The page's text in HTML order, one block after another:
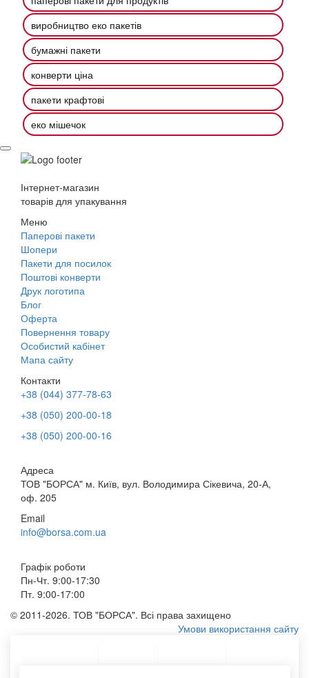
виробництво еко пакетів
бумажні пакети
конверти ціна
пакети крафтові
еко мішечок
Інтернет-магазин
товарів для упакування
Меню
Паперові пакети
Шопери
Пакети для посилок
Поштові конверти
Друк логотипа
Блог
Оферта
Повернення товару
Особистий кабінет
Мапа сайту
Контакти
+38 (044) 377-78-63
+38 (050) 200-00-18
+38 (050) 200-00-16
Адреса
ТОВ "БОРСА" м. Київ, вул. Володимира Сікевича, 20-А,
оф. 205
Email
info@borsa.com.ua
Графік роботи
Пн-Чт. 9:00-17:30
Пт. 9:00-17:00
© 2011-2026. ТОВ "БОРСА". Всі права захищено
Умови використання сайту